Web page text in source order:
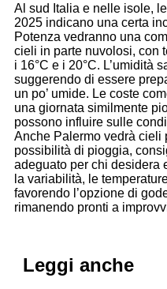
Al sud Italia e nelle isole,
2025 indicano una certa
Potenza vedranno una
cieli in parte nuvolosi, con
i 16°C e i 20°C. L’umidità
suggerendo di essere
un po’ umide. Le coste
una giornata similmente
possono influire sulle
Anche Palermo vedrà cieli
possibilità di pioggia,
adeguato per chi desidera
la variabilità, le
favorendo l’opzione di
rimanendo pronti a
Leggi anche